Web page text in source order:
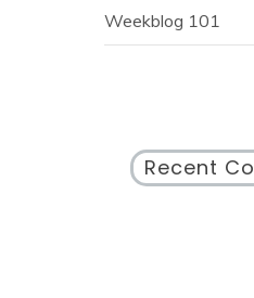
Weekblog 101
Recent